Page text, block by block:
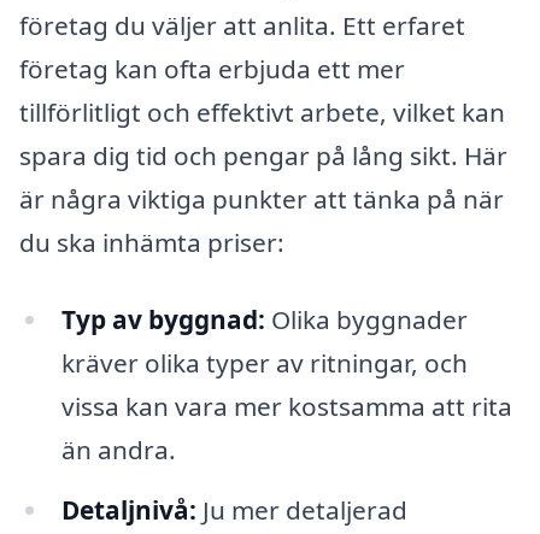
företag du väljer att anlita. Ett erfaret
företag kan ofta erbjuda ett mer
tillförlitligt och effektivt arbete, vilket kan
spara dig tid och pengar på lång sikt. Här
är några viktiga punkter att tänka på när
du ska inhämta priser:
Typ av byggnad: Olika byggnader
kräver olika typer av ritningar, och
vissa kan vara mer kostsamma att rita
än andra.
Detaljnivå: Ju mer detaljerad